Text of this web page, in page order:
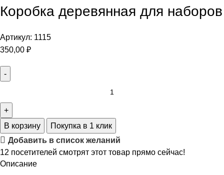
Коробка деревянная для наборов
Артикул: 1115
350,00 ₽
В корзину
Покупка в 1 клик
Добавить в список желаний
12 посетителей смотрят этот товар прямо сейчас!
Описание